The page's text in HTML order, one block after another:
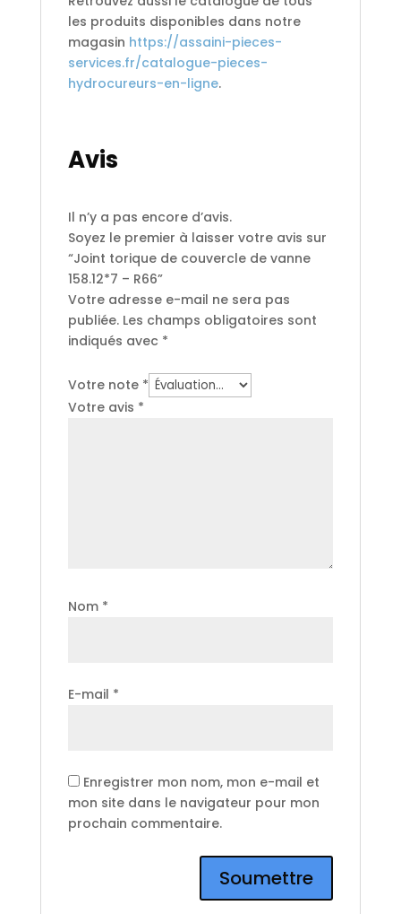
les produits disponibles dans notre
magasin https://assaini-pieces-
services.fr/catalogue-pieces-
hydrocureurs-en-ligne.
Avis
Il n’y a pas encore d’avis.
Soyez le premier à laisser votre avis sur
“Joint torique de couvercle de vanne
158.12*7 – R66”
Votre adresse e-mail ne sera pas
publiée. Les champs obligatoires sont
indiqués avec *
Votre note *
Votre avis *
Nom *
E-mail *
Enregistrer mon nom, mon e-mail et
mon site dans le navigateur pour mon
prochain commentaire.